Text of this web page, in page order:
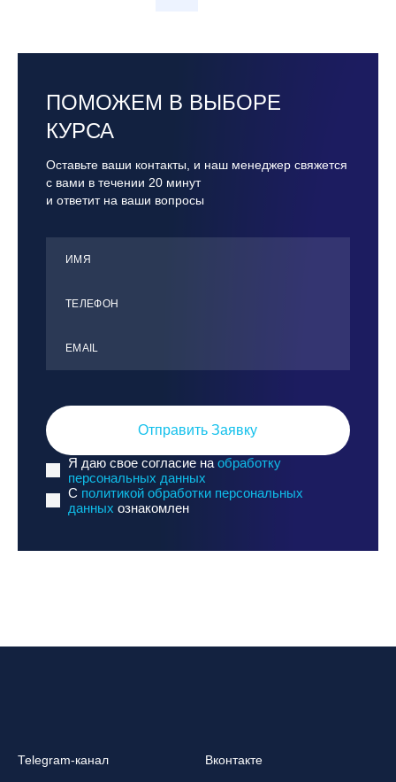
ПОМОЖЕМ В ВЫБОРЕ
КУРСА
Оставьте ваши контакты, и наш менеджер свяжется
с вами в течении 20 минут
и ответит на ваши вопросы
ИМЯ
ТЕЛЕФОН
ЕMАIL
Отправить Заявку
Я даю свое согласие на обработку
персональных данных
C политикой обработки персональных
данных ознакомлен
Telegram-канал Вконтакте